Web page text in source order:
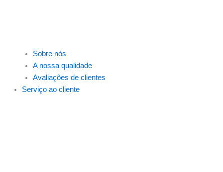
Sobre nós
A nossa qualidade
Avaliações de clientes
Serviço ao cliente